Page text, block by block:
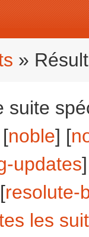
»
suite
noble] [
updates
resolute-
les